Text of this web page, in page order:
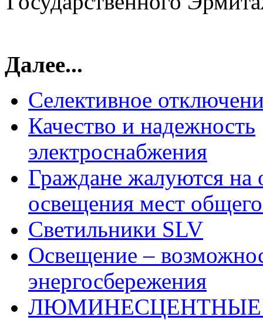
Далее...
Селективное
Качество и надежность
электроснабжения
Граждане жалуются на
освещения мест
Светильники SLV
Освещение –
энергосбережения